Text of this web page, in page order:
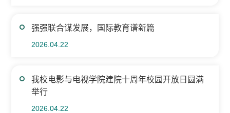
强强联合谋发展，国际教育谱新篇
2026.04.22
我校电影与电视学院建院十周年校园开放日圆满
举行
2026.04.22